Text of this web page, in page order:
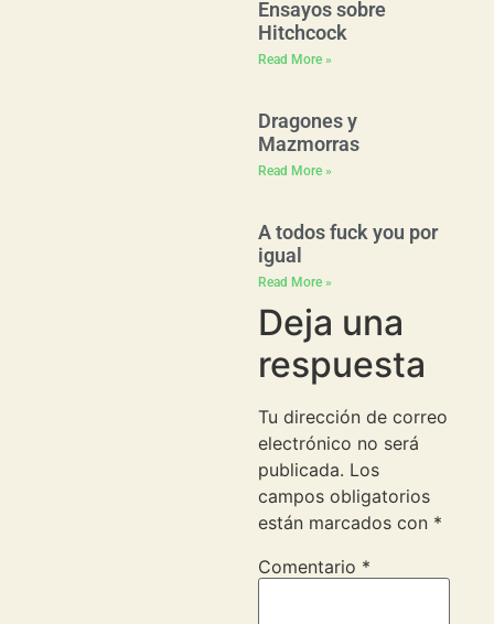
Ensayos sobre
Hitchcock
Read More »
Dragones y
Mazmorras
Read More »
A todos fuck you por
igual
Read More »
Deja una
respuesta
Tu dirección de correo
electrónico no será
publicada. Los
campos obligatorios
están marcados con *
Comentario *